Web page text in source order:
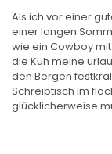
Als ich vor einer
einer langen
wie ein Cowboy
die Kuh meine
den Bergen
Schreibtisch im
glücklicherweise